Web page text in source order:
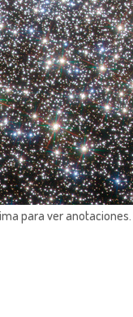
para ver anotaciones.